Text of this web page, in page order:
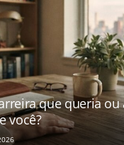
que queria ou
você?